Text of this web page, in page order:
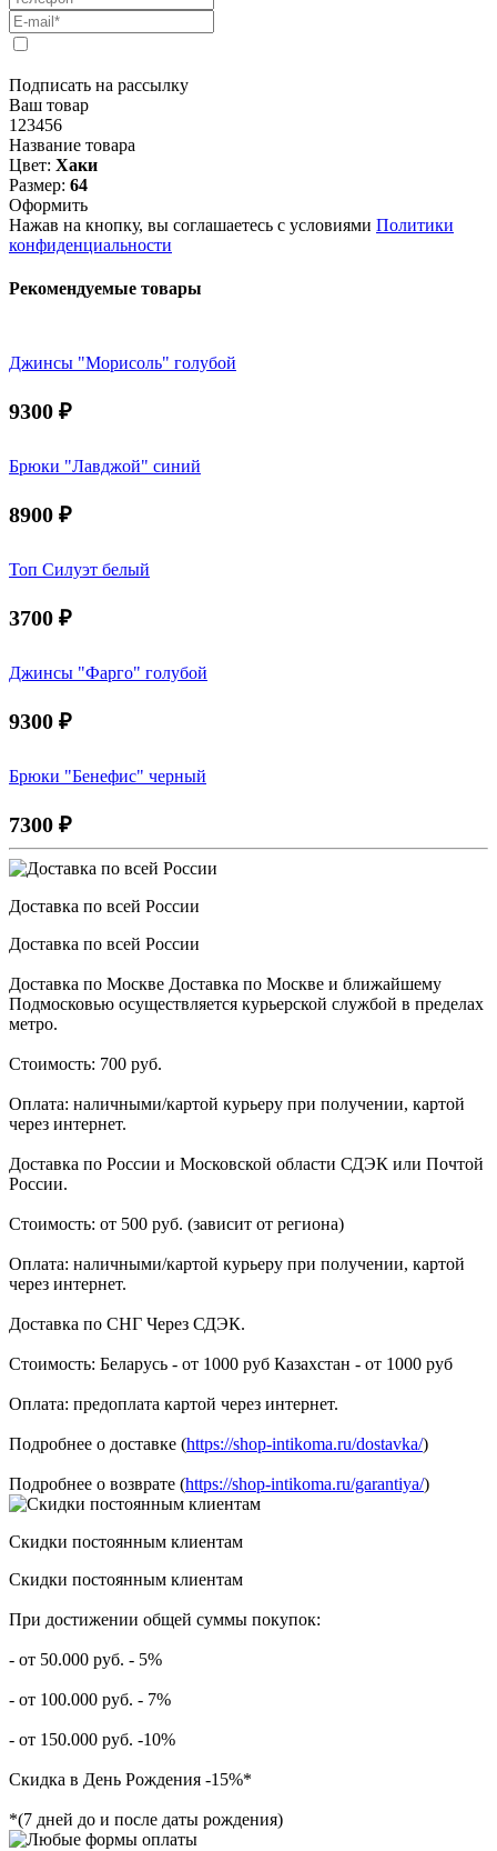
Подписать на рассылку
Ваш товар
123456
Название товара
Цвет: Хаки
Размер: 64
Оформить
Нажав на кнопку, вы соглашаетесь с условиями Политики
конфиденциальности
Рекомендуемые товары
Джинсы "Морисоль" голубой
9300 ₽
Брюки "Лавджой" синий
8900 ₽
Топ Силуэт белый
3700 ₽
Джинсы "Фарго" голубой
9300 ₽
Брюки "Бенефис" черный
7300 ₽
Доставка по всей России
Доставка по всей России
Доставка по Москве Доставка по Москве и ближайшему
Подмосковью осуществляется курьерской службой в пределах
метро.
Стоимость: 700 руб.
Оплата: наличными/картой курьеру при получении, картой
через интернет.
Доставка по России и Московской области СДЭК или Почтой
России.
Стоимость: от 500 руб. (зависит от региона)
Оплата: наличными/картой курьеру при получении, картой
через интернет.
Доставка по СНГ Через СДЭК.
Стоимость: Беларусь - от 1000 руб Казахстан - от 1000 руб
Оплата: предоплата картой через интернет.
Подробнее о доставке (https://shop-intikoma.ru/dostavka/)
Подробнее о возврате (https://shop-intikoma.ru/garantiya/)
Скидки постоянным клиентам
Скидки постоянным клиентам
При достижении общей суммы покупок:
- от 50.000 руб. - 5%
- от 100.000 руб. - 7%
- от 150.000 руб. -10%
Скидка в День Рождения -15%*
*(7 дней до и после даты рождения)